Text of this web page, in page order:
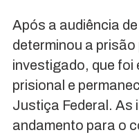
Após a audiência
determinou a
investigado, que foi
prisional e
Justiça Federal. As
andamento para o